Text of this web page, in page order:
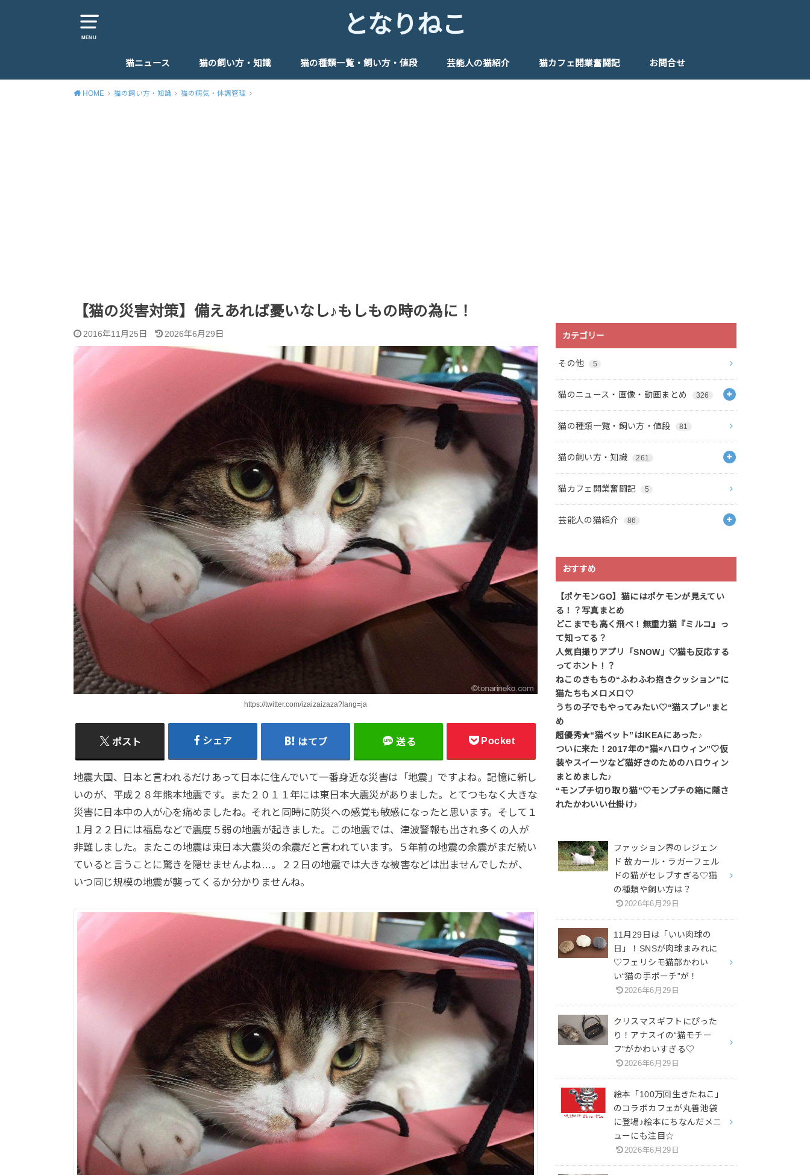
MENU となりねこ
猫ニュース
猫カフェ・猫スポット
猫イベント・猫グッズ
猫の飼い方・知識
猫のしつけ
猫の病気・体調管理
猫のエサ
猫を飼う時おすすめのグッズ♪
子猫の育て方
猫の種類一覧・飼い方・値段 芸能人の猫紹介 猫カフェ開業奮闘記 お問合せ
HOME 猫の飼い方・知識 猫の病気・体調管理
【猫の災害対策】備えあれば憂いなし♪もしもの時の為に！
2016年11月25日 2026年6月29日
https://twitter.com/izaizaizaza?lang=ja
ポスト シェア はてブ 送る Pocket
地震大国、日本と言われるだけあって日本に住んでいて一番身近な災害は「地震」ですよね。記憶に新し
いのが、平成２８年熊本地震です。また２０１１年には東日本大震災がありました。とてつもなく大きな
災害に日本中の人が心を痛めましたね。それと同時に防災への感覚も敏感になったと思います。そして１
１月２２日には福島などで震度５弱の地震が起きました。この地震では、津波警報も出され多くの人が
非難しました。またこの地震は東日本大震災の余震だと言われています。５年前の地震の余震がまだ続い
ていると言うことに驚きを隠せませんよね…。２２日の地震では大きな被害などは出ませんでしたが、
いつ同じ規模の地震が襲ってくるか分かりませんね。
カテゴリー
その他 5
猫のニュース・画像・動画まとめ 326
猫の種類一覧・飼い方・値段 81
猫の飼い方・知識 261
猫カフェ開業奮闘記 5
芸能人の猫紹介 86
おすすめ
【ポケモンGO】猫にはポケモンが見えてい
る！？写真まとめ
どこまでも高く飛べ！無重力猫『ミルコ』っ
て知ってる？
人気自撮りアプリ「SNOW」♡猫も反応する
ってホント！？
ねこのきもちの“ふわふわ抱きクッション”に
猫たちもメロメロ♡
うちの子でもやってみたい♡“猫スプレ”まと
め
超優秀★“猫ベット”はIKEAにあった♪
ついに来た！2017年の“猫×ハロウィン”♡仮
装やスイーツなど猫好きのためのハロウィン
まとめました♪
“モンプチ切り取り猫”♡モンプチの箱に隠さ
れたかわいい仕掛け♪
ファッション界のレジェン
ド 故カール・ラガーフェル
ドの猫がセレブすぎる♡猫
の種類や飼い方は？
2026年6月29日
11月29日は「いい肉球の
日」！SNSが肉球まみれに
♡フェリシモ猫部かわい
い“猫の手ポーチ”が！
2026年6月29日
クリスマスギフトにぴった
り！アナスイの“猫モチー
フ”がかわいすぎる♡
2026年6月29日
絵本「100万回生きたねこ」
のコラボカフェが丸善池袋
に登場♪絵本にちなんだメニ
ューにも注目☆
2026年6月29日